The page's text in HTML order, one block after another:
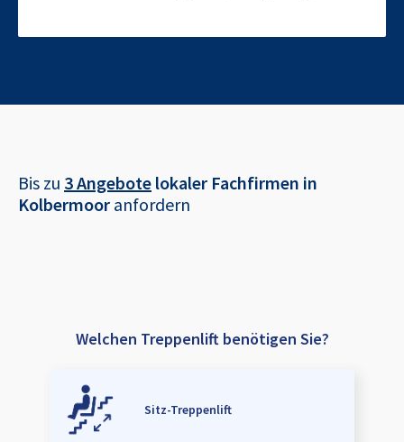
Bis zu 3 Angebote lokaler Fachfirmen in
Kolbermoor anfordern
Welchen Treppenlift benötigen Sie?
Sitz-Treppenlift